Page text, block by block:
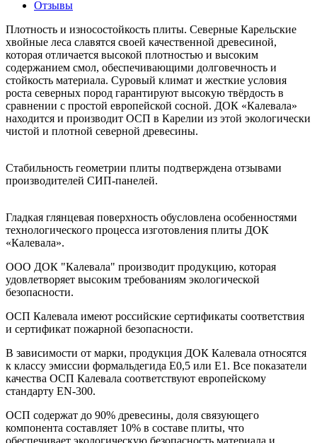
Отзывы
Плотность и износостойкость плиты. Северные Карельские
хвойные леса славятся своей качественной древесиной,
которая отличается высокой плотностью и высоким
содержанием смол, обеспечивающими долговечность и
стойкость материала. Суровый климат и жесткие условия
роста северных пород гарантируют высокую твёрдость в
сравнении с простой европейской сосной. ДОК «Калевала»
находится и производит ОСП в Карелии из этой экологически
чистой и плотной северной древесины.
Стабильность геометрии плиты подтверждена отзывами
производителей СИП-панелей.
Гладкая глянцевая поверхность обусловлена особенностями
технологического процесса изготовления плиты ДОК
«Калевала».
ООО ДОК "Калевала" производит продукцию, которая
удовлетворяет высоким требованиям экологической
безопасности.
ОСП Калевала имеют российские сертификаты соответствия
и сертификат пожарной безопасности.
В зависимости от марки, продукция ДОК Калевала относятся
к классу эмиссии формальдегида Е0,5 или Е1 . Все показатели
качества ОСП Калевала соответствуют европейскому
стандарту ЕN-300.
ОСП содержат до 90% древесины, доля связующего
компонента составляет 10% в составе плиты, что